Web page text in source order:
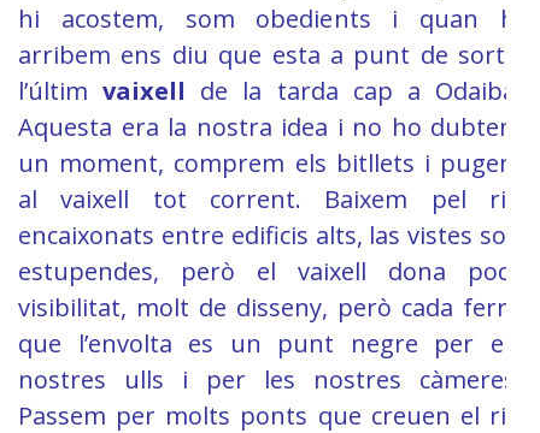
hi acostem, som obedients i quan hi
arribem ens diu que esta a punt de sortir
l’últimvaixell de la tarda cap a Odaiba.
Aquesta era la nostra idea i no ho dubtem
un moment, comprem els bitllets i pugem
al vaixell tot corrent. Baixem pel riu
encaixonats entre edificis alts, las vistes son
estupendes, però el vaixell dona poca
visibilitat, molt de disseny, però cada ferro
que l’envolta es un punt negre per els
nostres ulls i per les nostres càmeres.
Passem per molts ponts que creuen el riu